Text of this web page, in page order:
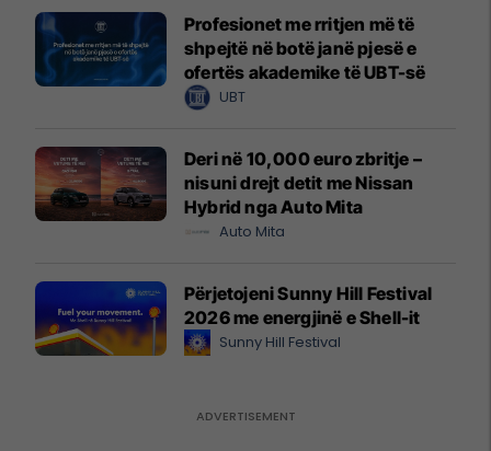
Profesionet me rritjen më të
shpejtë në botë janë pjesë e
ofertës akademike të UBT-së
UBT
Deri në 10,000 euro zbritje –
nisuni drejt detit me Nissan
Hybrid nga Auto Mita
Auto Mita
Përjetojeni Sunny Hill Festival
2026 me energjinë e Shell-it
Sunny Hill Festival